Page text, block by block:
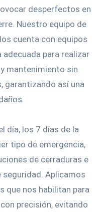
desperfectos en
Nuestro equipo de
cuenta con equipos
adecuada para realizar
mantenimiento sin
garantizando así una
día, los 7 días de la
tipo de emergencia,
de cerraduras e
Aplicamos
que nos habilitan para
precisión, evitando